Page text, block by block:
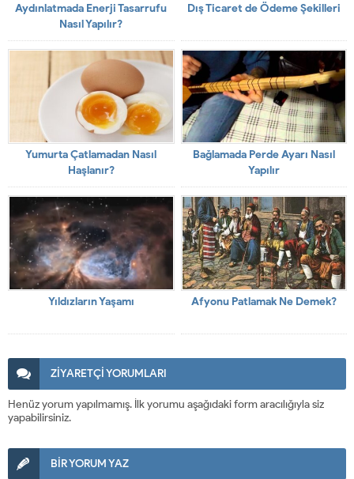
Aydınlatmada Enerji Tasarrufu
Nasıl Yapılır?
Dış Ticaret de Ödeme Şekilleri
Yumurta Çatlamadan Nasıl
Haşlanır?
Bağlamada Perde Ayarı Nasıl
Yapılır
Yıldızların Yaşamı Afyonu Patlamak Ne Demek?
ZİYARETÇİ YORUMLARI
Henüz yorum yapılmamış. İlk yorumu aşağıdaki form aracılığıyla siz
yapabilirsiniz.
BİR YORUM YAZ